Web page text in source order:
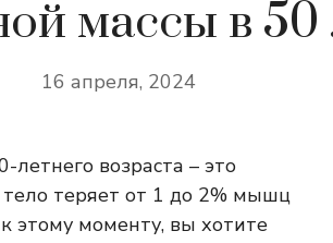
массы в 50
16 апреля, 2024
возраста – это
тело теряет от 1 до 2% мышц
этому моменту, вы хотите